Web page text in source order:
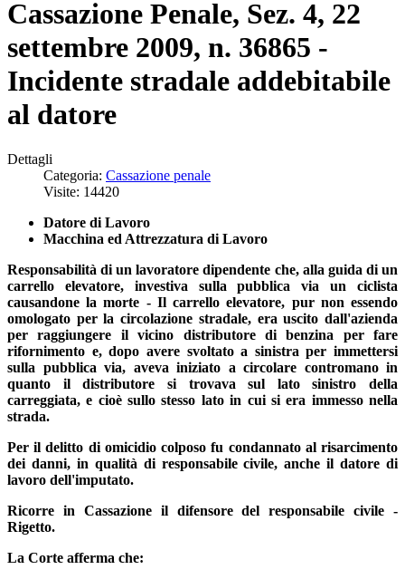
Cassazione Penale, Sez. 4, 22
settembre 2009, n. 36865 -
Incidente stradale addebitabile
al datore
Dettagli
Categoria: Cassazione penale
Visite: 14420
Datore di Lavoro
Macchina ed Attrezzatura di Lavoro
Responsabilità di un lavoratore dipendente che, alla guida di un
carrello elevatore, investiva sulla pubblica via un ciclista
causandone la morte - Il carrello elevatore, pur non essendo
omologato per la circolazione stradale, era uscito dall'azienda
per raggiungere il vicino distributore di benzina per fare
rifornimento e, dopo avere svoltato a sinistra per immettersi
sulla pubblica via, aveva iniziato a circolare contromano in
quanto il distributore si trovava sul lato sinistro della
carreggiata, e cioè sullo stesso lato in cui si era immesso nella
strada.
Per il delitto di omicidio colposo fu condannato al risarcimento
dei danni, in qualità di responsabile civile, anche il datore di
lavoro dell'imputato.
Ricorre in Cassazione il difensore del responsabile civile -
Rigetto.
La Corte afferma che: